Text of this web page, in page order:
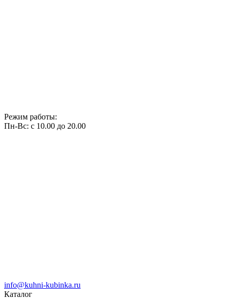
Режим работы:
Пн-Вс: с 10.00 до 20.00
info@kuhni-kubinka.ru
Каталог